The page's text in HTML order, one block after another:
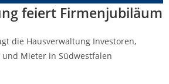
feiert Firmenjubiläum
die Hausverwaltung Investoren,
Mieter in Südwestfalen